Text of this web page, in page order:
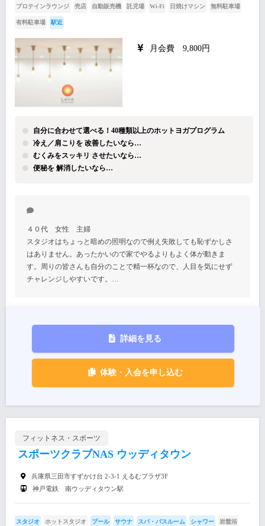
プロテインラウンジ 売店 自動販売機 託児場 Wi-Fi 日焼けマシン 無料駐車場
有料駐車場 駅近
月会費 9,800円
自分に合わせて選べる！40種類以上のホットヨガプログラム
冷え／肩こりを 改善したいなら…
むくみをスッキリ させたいなら…
便秘を 解消したいなら…
４０代 女性 主婦
スタジオはちょっと暗めの照明なので例え失敗しても恥ずかしさ
はありません。あったかいので家でやるよりもよく体が動きま
す。周りの皆さんも自分のことで精一杯なので、人目を気にせず
チャレンジしやすいです。…
詳細を見る
体験・入会を申し込む
フィットネス・スポーツ
スポーツクラブNAS ウッディタウン
兵庫県三田市すずかけ台 2-3-1 えるむプラザ3F
神戸電鉄 南ウッディタウン駅
スタジオ ホットスタジオ プール サウナ スパ・バスルーム シャワー 岩盤浴